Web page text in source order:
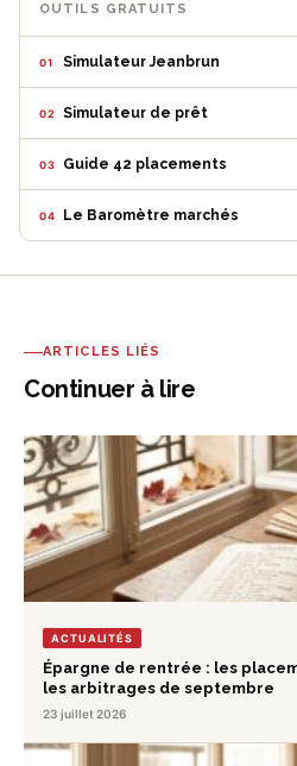
OUTILS GRATUITS
01 Simulateur Jeanbrun
02 Simulateur de prêt
03 Guide 42 placements
04 Le Baromètre marchés
ARTICLES LIÉS
Continuer à lire
ACTUALITÉS
Épargne de rentrée : les
les arbitrages de septembre
23 juillet 2026